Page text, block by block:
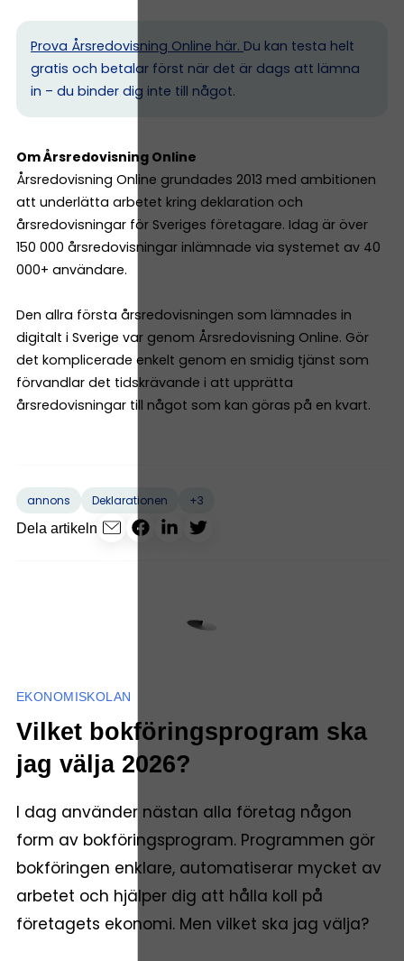
Prova Årsredovisning Online här. Du kan testa helt
gratis och betalar först när det är dags att lämna
in – du binder dig inte till något.
Om Årsredovisning Online
Årsredovisning Online grundades 2013 med ambitionen
att underlätta arbetet kring deklaration och
årsredovisningar för Sveriges företagare. Idag är över
150 000 årsredovisningar inlämnade via systemet av 40
000+ användare.
Den allra första årsredovisningen som lämnades in
digitalt i Sverige var genom Årsredovisning Online. Gör
det komplicerade enkelt genom en smidig tjänst som
förvandlar det tidskrävande i att upprätta
årsredovisningar till något som kan göras på en kvart.
annons Deklarationen
+3
Dela artikeln
EKONOMISKOLAN
Vilket bokföringsprogram ska
jag välja 2026?
I dag använder nästan alla företag någon
form av bokföringsprogram. Programmen gör
bokföringen enklare, automatiserar mycket av
arbetet och hjälper dig att hålla koll på
företagets ekonomi. Men vilket ska jag välja?